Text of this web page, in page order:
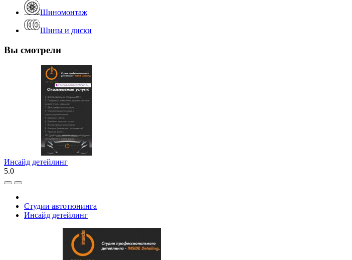
Шиномонтаж
Шины и диски
Вы смотрели
Инсайд детейлинг
5.0
Студии автотюнинга
Инсайд детейлинг